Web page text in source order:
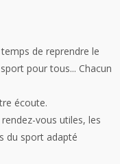
de reprendre le
pour tous... Chacun
écoute.
vous utiles, les
du sport adapté